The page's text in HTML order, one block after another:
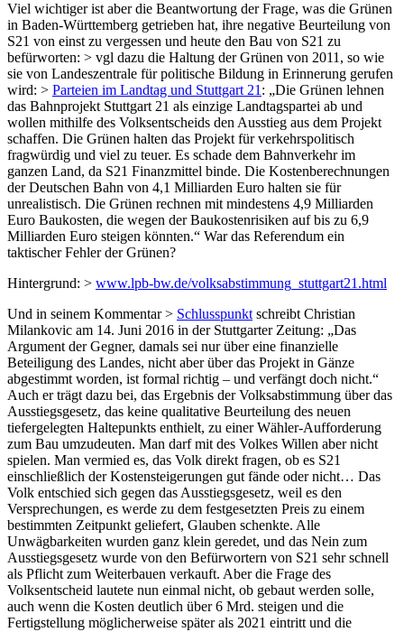
Viel wichtiger ist aber die Beantwortung der Frage, was die Grünen
in Baden-Württemberg getrieben hat, ihre negative Beurteilung von
S21 von einst zu vergessen und heute den Bau von S21 zu
befürworten: > vgl dazu die Haltung der Grünen von 2011, so wie
sie von Landeszentrale für politische Bildung in Erinnerung gerufen
wird: > Parteien im Landtag und Stuttgart 21: „Die Grünen lehnen
das Bahnprojekt Stuttgart 21 als einzige Landtagspartei ab und
wollen mithilfe des Volksentscheids den Ausstieg aus dem Projekt
schaffen. Die Grünen halten das Projekt für verkehrspolitisch
fragwürdig und viel zu teuer. Es schade dem Bahnverkehr im
ganzen Land, da S21 Finanzmittel binde. Die Kostenberechnungen
der Deutschen Bahn von 4,1 Milliarden Euro halten sie für
unrealistisch. Die Grünen rechnen mit mindestens 4,9 Milliarden
Euro Baukosten, die wegen der Baukostenrisiken auf bis zu 6,9
Milliarden Euro steigen könnten.“ War das Referendum ein
taktischer Fehler der Grünen?
Hintergrund: > www.lpb-bw.de/volksabstimmung_stuttgart21.html
Und in seinem Kommentar > Schlusspunktschreibt Christian
Milankovic am 14. Juni 2016 in der Stuttgarter Zeitung: „Das
Argument der Gegner, damals sei nur über eine finanzielle
Beteiligung des Landes, nicht aber über das Projekt in Gänze
abgestimmt worden, ist formal richtig – und verfängt doch nicht.“
Auch er trägt dazu bei, das Ergebnis der Volksabstimmung über das
Ausstiegsgesetz, das keine qualitative Beurteilung des neuen
tiefergelegten Haltepunkts enthielt, zu einer Wähler-Aufforderung
zum Bau umzudeuten. Man darf mit des Volkes Willen aber nicht
spielen. Man vermied es, das Volk direkt fragen, ob es S21
einschließlich der Kostensteigerungen gut fände oder nicht… Das
Volk entschied sich gegen das Ausstiegsgesetz, weil es den
Versprechungen, es werde zu dem festgesetzten Preis zu einem
bestimmten Zeitpunkt geliefert, Glauben schenkte. Alle
Unwägbarkeiten wurden ganz klein geredet, und das Nein zum
Ausstiegsgesetz wurde von den Befürwortern von S21 sehr schnell
als Pflicht zum Weiterbauen verkauft. Aber die Frage des
Volksentscheid lautete nun einmal nicht, ob gebaut werden solle,
auch wenn die Kosten deutlich über 6 Mrd. steigen und die
Fertigstellung möglicherweise später als 2021 eintritt und die